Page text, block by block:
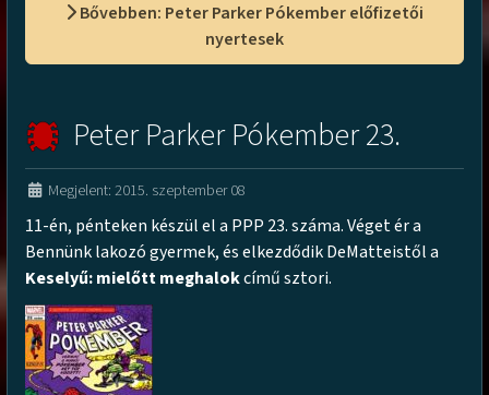
Bővebben: Peter Parker Pókember előfizetői
nyertesek
Peter Parker Pókember 23.
Megjelent: 2015. szeptember 08
11-én, pénteken készül el a PPP 23. száma. Véget ér a
Bennünk lakozó gyermek, és elkezdődik DeMatteistől a
Keselyű: mielőtt meghalokcímű sztori.